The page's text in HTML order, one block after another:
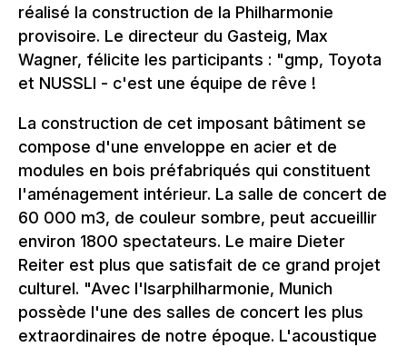
réalisé la construction de la Philharmonie
provisoire. Le directeur du Gasteig, Max
Wagner, félicite les participants : "gmp, Toyota
et NUSSLI - c'est une équipe de rêve !
La construction de cet imposant bâtiment se
compose d'une enveloppe en acier et de
modules en bois préfabriqués qui constituent
l'aménagement intérieur. La salle de concert de
60 000 m3, de couleur sombre, peut accueillir
environ 1800 spectateurs. Le maire Dieter
Reiter est plus que satisfait de ce grand projet
culturel. "Avec l'Isarphilharmonie, Munich
possède l'une des salles de concert les plus
extraordinaires de notre époque. L'acoustique